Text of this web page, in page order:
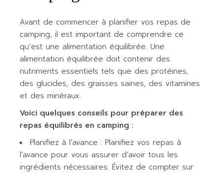
Avant de commencer à planifier vos repas de
camping, il est important de comprendre ce
qu’est une alimentation équilibrée. Une
alimentation équilibrée doit contenir des
nutriments essentiels tels que des protéines,
des glucides, des graisses saines, des vitamines
et des minéraux.
Voici quelques conseils pour préparer des
repas équilibrés en camping :
Planifiez à l’avance : Planifiez vos repas à
l’avance pour vous assurer d’avoir tous les
ingrédients nécessaires. Évitez de compter sur